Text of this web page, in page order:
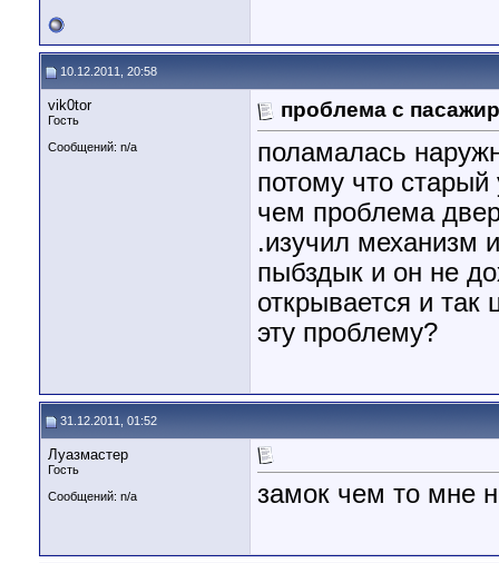
10.12.2011, 20:58
vik0tor
Гость
Сообщений: n/a
проблема с
поламалась
потому что
чем проблема
.изучил механизм
пыбздык и он не
открывается и так
эту проблему?
31.12.2011, 01:52
Луазмастер
Гость
Сообщений: n/a
замок чем то мне